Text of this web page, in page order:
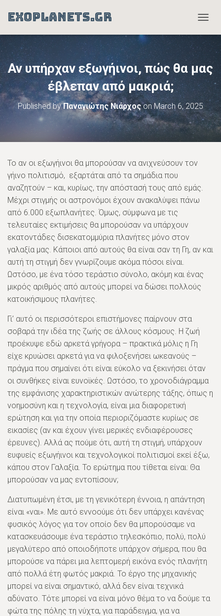
EXOPLANETS.GR
O
G
L
E
A
V
I
G
A
Αν υπήρχαν εξωγήινοι, πώς θα μας
έβλεπαν από μακριά;
Published byΠαναγιώτης ΝιάρχοςonMarch 6, 2025
Το αν οι εξωγήινοι θα μπορούσαν να ανιχνεύσουν τον
γήινο πολιτισμό, εξαρτάται από τα σημάδια που
αναζητούν – και, κυρίως, την απόστασή τους από εμάς.
Μέχρι στιγμής οι αστρονόμοι έχουν ανακαλύψει πάνω
από 6.000 εξωπλανήτες. Όμως, σύμφωνα με τις
τελευταίες εκτιμήσεις θα μπορούσαν να υπάρχουν
εκατοντάδες δισεκατομμύρια πλανήτες μόνο στον
γαλαξία μας. Κάποιοι από αυτούς θα είναι σαν τη Γη, αν και
αυτή τη στιγμή δεν γνωρίζουμε ακόμα πόσοι είναι.
Ωστόσο, με ένα τόσο τεράστιο σύνολο, ακόμη και ένας
μικρός αριθμός από αυτούς μπορεί να δώσει πολλούς
κατοικήσιμους πλανήτες.
Γι’ αυτό οι περισσότεροι επιστήμονες παίρνουν στα
σοβαρά την ιδέα της ζωής σε άλλους κόσμους. Η ζωή
προέκυψε εδώ αρκετά γρήγορα – πρακτικά μόλις η Γη
είχε κρυώσει αρκετά για να φιλοξενήσει ωκεανούς –
πράγμα που σημαίνει ότι είναι εύκολο να ξεκινήσει όταν
οι συνθήκες είναι ευνοϊκές. Ωστόσο, το χρονοδιάγραμμα
της εμφάνισης χαρακτηριστικών ανώτερης τάξης, όπως η
νοημοσύνη και η τεχνολογία, είναι μια διαφορετική
ερώτηση και για την οποία περιοριζόμαστε κυρίως σε
εικασίες (αν και έχουν γίνει μερικές ενδιαφέρουσες
έρευνες). Αλλά ας πούμε ότι, αυτή τη στιγμή, υπάρχουν
ευφυείς εξωγήινοι και τεχνολογικοί πολιτισμοί εκεί έξω,
κάπου στον Γαλαξία. Το ερώτημα που τίθεται είναι: Θα
μπορούσαν να μας εντοπίσουν;
Διατυπωμένη έτσι, με τη γενικότερη έννοια, η απάντηση
είναι «ναι». Με αυτό εννοούμε ότι δεν υπάρχει κανένας
φυσικός λόγος για τον οποίο δεν θα μπορούσαμε να
κατασκευάσουμε ένα τεράστιο τηλεσκόπιο, πολύ, πολύ
μεγαλύτερο από οποιοδήποτε υπάρχον σήμερα, που θα
μπορούσε να πάρει μια λεπτομερή εικόνα ενός πλανήτη
από πολλά έτη φωτός μακριά. Το έργο της μηχανικής
μπορεί να είναι σημαντικό, αλλά δεν είναι τεχνικά
αδύνατο. Τότε μπορεί να είναι μόνο θέμα το να δούμε τα
φώτα της πόλης τη νύχτα, για παράδειγμα, για να